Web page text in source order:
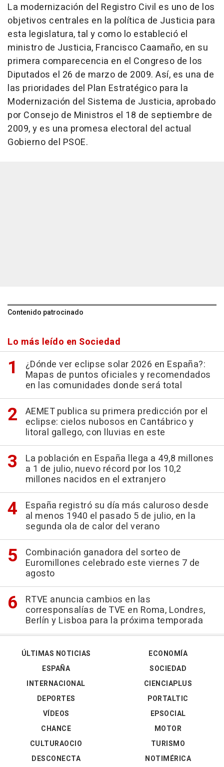
La modernización del Registro Civil es uno de los
objetivos centrales en la política de Justicia para
esta legislatura, tal y como lo estableció el
ministro de Justicia, Francisco Caamaño, en su
primera comparecencia en el Congreso de los
Diputados el 26 de marzo de 2009. Así, es una de
las prioridades del Plan Estratégico para la
Modernización del Sistema de Justicia, aprobado
por Consejo de Ministros el 18 de septiembre de
2009, y es una promesa electoral del actual
Gobierno del PSOE.
Contenido patrocinado
Lo más leído en Sociedad
¿Dónde ver eclipse solar 2026 en España?:
Mapas de puntos oficiales y recomendados
en las comunidades donde será total
AEMET publica su primera predicción por el
eclipse: cielos nubosos en Cantábrico y
litoral gallego, con lluvias en este
La población en España llega a 49,8 millones
a 1 de julio, nuevo récord por los 10,2
millones nacidos en el extranjero
España registró su día más caluroso desde
al menos 1940 el pasado 5 de julio, en la
segunda ola de calor del verano
Combinación ganadora del sorteo de
Euromillones celebrado este viernes 7 de
agosto
RTVE anuncia cambios en las
corresponsalías de TVE en Roma, Londres,
Berlín y Lisboa para la próxima temporada
ÚLTIMAS NOTICIAS
ESPAÑA
INTERNACIONAL
DEPORTES
VÍDEOS
ECONOMÍA
SOCIEDAD
CIENCIAPLUS
PORTALTIC
EPSOCIAL
CHANCE
CULTURAOCIO
DESCONECTA
MOTOR
TURISMO
NOTIMÉRICA